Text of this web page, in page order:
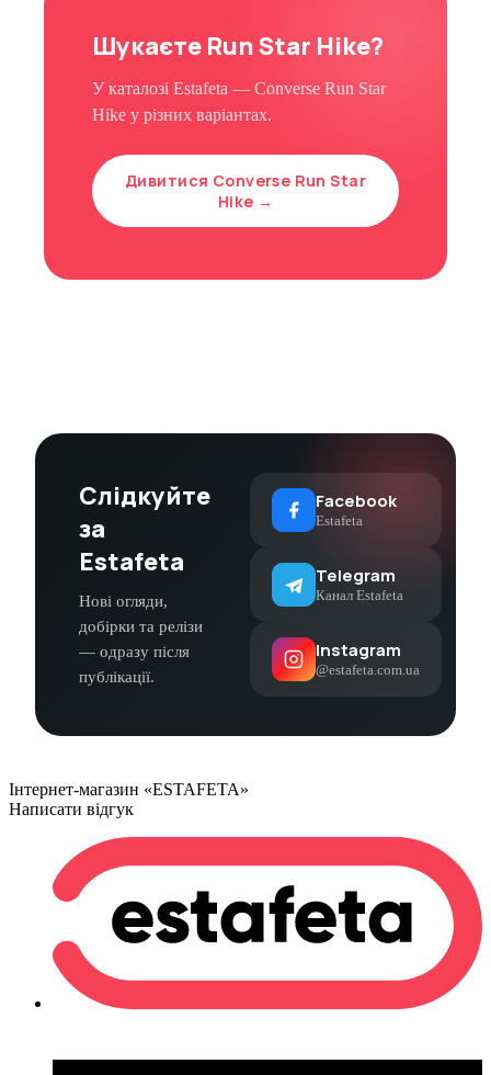
Шукаєте Run Star Hike?
У каталозі Estafeta — Converse Run Star
Hike у різних варіантах.
Дивитися Converse Run Star
Hike →
Слідкуйте
за
Estafeta
Нові огляди,
добірки та релізи
— одразу після
публікації.
Facebook
Estafeta
Telegram
Канал Estafeta
Instagram
@estafeta.com.ua
Інтернет-магазин «ESTAFETA»
Написати відгук